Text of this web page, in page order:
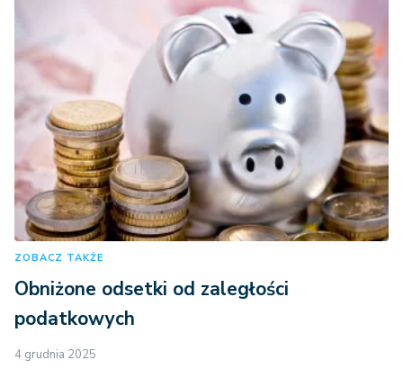
ZOBACZ TAKŻE
Obniżone odsetki od zaległości
podatkowych
4 grudnia 2025